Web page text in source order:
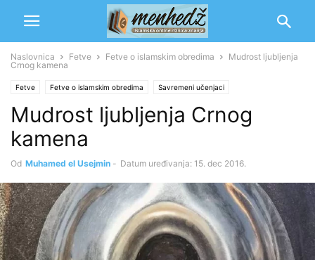
Naslovnica Fetve Fetve o islamskim obredima
Mudrost ljubljenja
Crnog kamena
Fetve Fetve o islamskim obredima Savremeni učenjaci
Muhamed b. Salih el-Usejmin
Mudrost ljubljenja Crnog
kamena
Od Muhamed el Usejmin - Datum uređivanja: 15. dec 2016.